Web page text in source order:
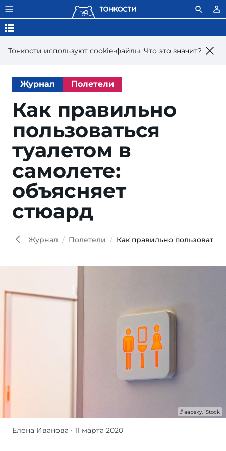
Тонкости используют сookie-файлы. Что это значит?
Журнал Полетели
Как правильно
пользоваться
туалетом в
самолете:
объясняет
стюард
Журнал Полетели Как правильно
aapsky, iStock
Стюард,
Елена Иванова • 11 марта 2020